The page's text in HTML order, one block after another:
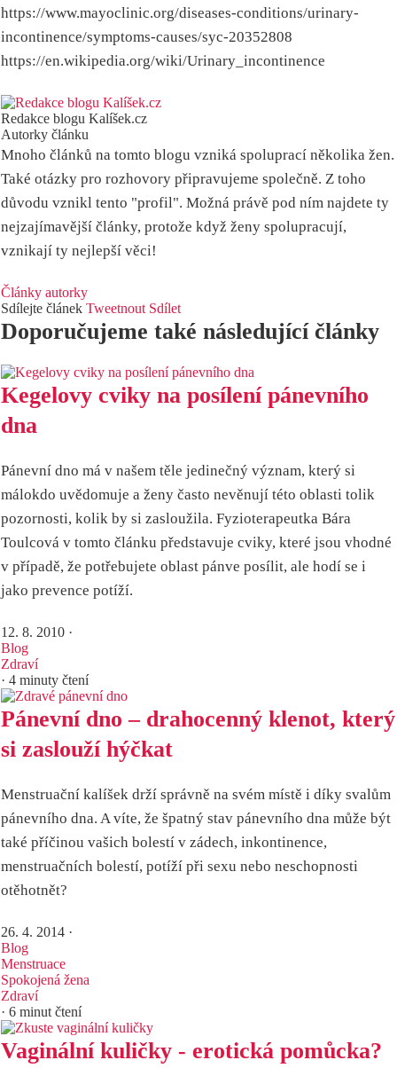
https://www.mayoclinic.org/diseases-conditions/urinary-
incontinence/symptoms-causes/syc-20352808
https://en.wikipedia.org/wiki/Urinary_incontinence
Redakce blogu Kalíšek.cz
Autorky článku
Mnoho článků na tomto blogu vzniká spoluprací několika žen.
Také otázky pro rozhovory připravujeme společně. Z toho
důvodu vznikl tento "profil". Možná právě pod ním najdete ty
nejzajímavější články, protože když ženy spolupracují,
vznikají ty nejlepší věci!
Články autorky
Sdílejte článek Tweetnout Sdílet
Doporučujeme také následující články
Kegelovy cviky na posílení pánevního
dna
Pánevní dno má v našem těle jedinečný význam, který si
málokdo uvědomuje a ženy často nevěnují této oblasti tolik
pozornosti, kolik by si zasloužila. Fyzioterapeutka Bára
Toulcová v tomto článku představuje cviky, které jsou vhodné
v případě, že potřebujete oblast pánve posílit, ale hodí se i
jako prevence potíží.
12. 8. 2010 ·
Blog
Zdraví
· 4 minuty čtení
Pánevní dno – drahocenný klenot, který
si zaslouží hýčkat
Menstruační kalíšek drží správně na svém místě i díky svalům
pánevního dna. A víte, že špatný stav pánevního dna může být
také příčinou vašich bolestí v zádech, inkontinence,
menstruačních bolestí, potíží při sexu nebo neschopnosti
otěhotnět?
26. 4. 2014 ·
Blog
Menstruace
Spokojená žena
Zdraví
· 6 minut čtení
Vaginální kuličky - erotická pomůcka?